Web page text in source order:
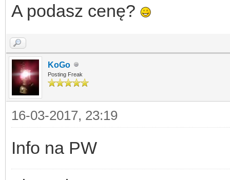
A podasz cenę?
KoGo
Posting Freak
16-03-2017, 23:19
Info na PW